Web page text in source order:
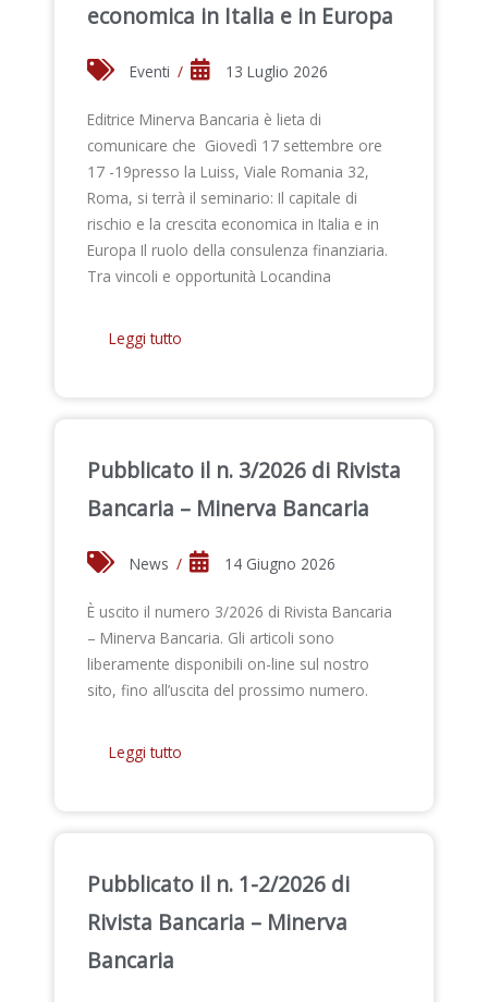
economica in Italia e in Europa
Eventi / 13 Luglio 2026
Editrice Minerva Bancaria è lieta di
comunicare che Giovedì 17 settembre ore
17 -19presso la Luiss, Viale Romania 32,
Roma, si terrà il seminario: Il capitale di
rischio e la crescita economica in Italia e in
Europa Il ruolo della consulenza finanziaria.
Tra vincoli e opportunità Locandina
Leggi tutto
Pubblicato il n. 3/2026 di Rivista
Bancaria – Minerva Bancaria
News / 14 Giugno 2026
È uscito il numero 3/2026 di Rivista Bancaria
– Minerva Bancaria. Gli articoli sono
liberamente disponibili on-line sul nostro
sito, fino all’uscita del prossimo numero.
Leggi tutto
Pubblicato il n. 1-2/2026 di
Rivista Bancaria – Minerva
Bancaria